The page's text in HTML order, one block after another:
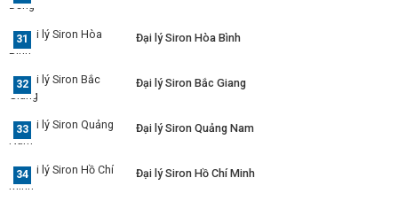
Đại lý Siron Hòa Bình
Đại lý Siron Bắc Giang
Đại lý Siron Quảng Nam
Đại lý Siron Hồ Chí Minh